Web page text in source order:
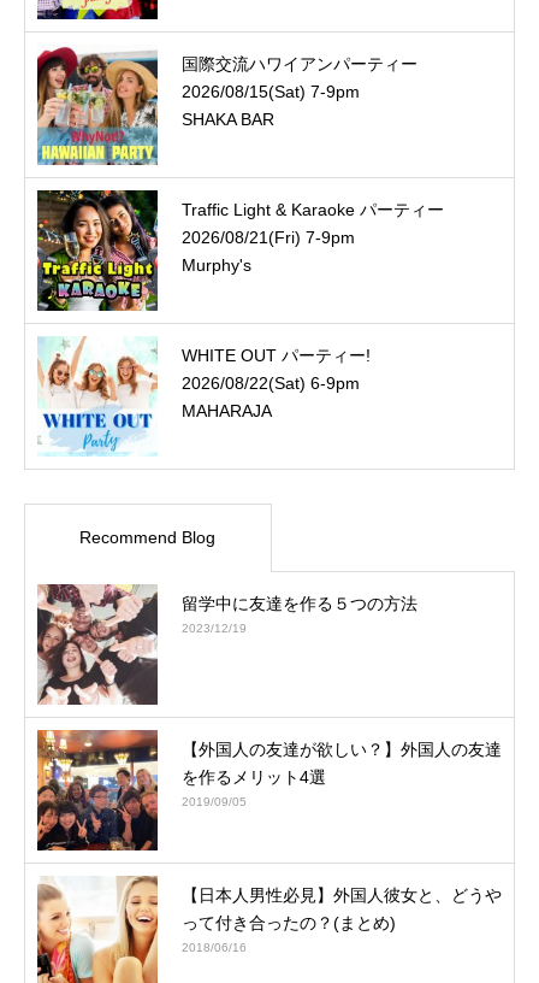
国際交流ハワイアンパーティー
2026/08/15(Sat) 7-9pm
SHAKA BAR
Traffic Light & Karaoke パーティー
2026/08/21(Fri) 7-9pm
Murphy's
WHITE OUT パーティー!
2026/08/22(Sat) 6-9pm
MAHARAJA
Recommend Blog
留学中に友達を作る５つの方法
2023/12/19
【外国人の友達が欲しい？】外国人の友達
を作るメリット4選
2019/09/05
【日本人男性必見】外国人彼女と、どうや
って付き合ったの？(まとめ)
2018/06/16